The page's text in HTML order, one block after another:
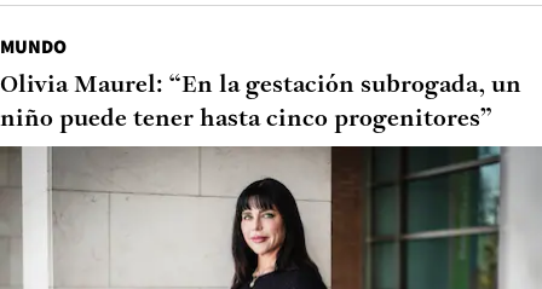
MUNDO
Olivia Maurel: “En la gestación subrogada, un
niño puede tener hasta cinco progenitores”